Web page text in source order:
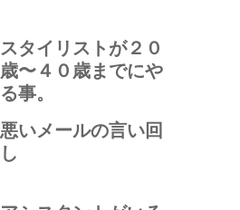
スタイリストが２０
歳〜４０歳までにや
る事。
悪いメールの言い回
し